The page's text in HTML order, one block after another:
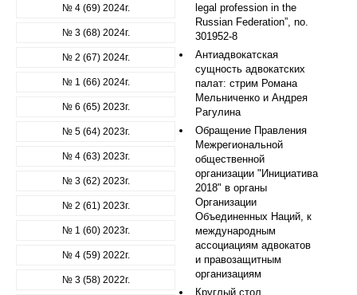
№ 4 (69) 2024г.
№ 3 (68) 2024г.
№ 2 (67) 2024г.
№ 1 (66) 2024г.
№ 6 (65) 2023г.
№ 5 (64) 2023г.
№ 4 (63) 2023г.
№ 3 (62) 2023г.
№ 2 (61) 2023г.
№ 1 (60) 2023г.
№ 4 (59) 2022г.
№ 3 (58) 2022г.
legal profession in the
Russian Federation”, no.
301952-8
Антиадвокатская
сущность адвокатских
палат: стрим Романа
Мельниченко и Андрея
Рагулина
Обращение Правления
Межрегиональной
общественной
организации "Инициатива
2018" в органы
Организации
Объединенных Наций, к
международным
ассоциациям адвокатов
и правозащитным
организациям
Круглый стол